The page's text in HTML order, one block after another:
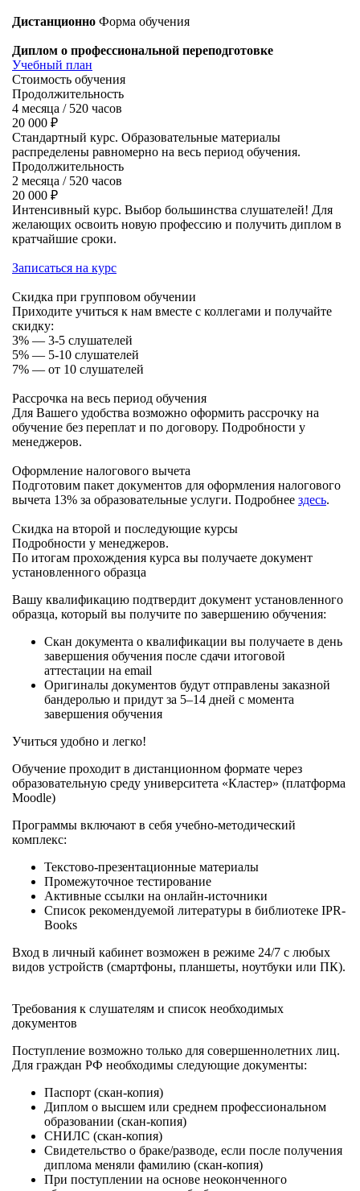
Дистанционно Форма обучения
Диплом о профессиональной переподготовке
Учебный план
Стоимость обучения
Продолжительность
4 месяца / 520 часов
20 000 ₽
Стандартный курс. Образовательные материалы
распределены равномерно на весь период обучения.
Продолжительность
2 месяца / 520 часов
20 000 ₽
Интенсивный курс. Выбор большинства слушателей! Для
желающих освоить новую профессию и получить диплом в
кратчайшие сроки.
Записаться на курс
Скидка при групповом обучении
Приходите учиться к нам вместе с коллегами и получайте
скидку:
3% — 3-5 слушателей
5% — 5-10 слушателей
7% — от 10 слушателей
Рассрочка на весь период обучения
Для Вашего удобства возможно оформить рассрочку на
обучение без переплат и по договору. Подробности у
менеджеров.
Оформление налогового вычета
Подготовим пакет документов для оформления налогового
вычета 13% за образовательные услуги. Подробнее здесь.
Скидка на второй и последующие курсы
Подробности у менеджеров.
По итогам прохождения курса вы получаете документ
установленного образца
Вашу квалификацию подтвердит документ установленного
образца, который вы получите по завершению обучения:
Скан документа о квалификации вы получаете в день
завершения обучения после сдачи итоговой
аттестации на email
Оригиналы документов будут отправлены заказной
бандеролью и придут за 5–14 дней с момента
завершения обучения
Учиться удобно и легко!
Обучение проходит в дистанционном формате через
образовательную среду университета «Кластер» (платформа
Moodle)
Программы включают в себя учебно-методический
комплекс:
Текстово-презентационные материалы
Промежуточное тестирование
Активные ссылки на онлайн-источники
Список рекомендуемой литературы в библиотеке IPR-
Books
Вход в личный кабинет возможен в режиме 24/7 с любых
видов устройств (смартфоны, планшеты, ноутбуки или ПК).
Требования к слушателям и список необходимых
документов
Поступление возможно только для совершеннолетних лиц.
Для граждан РФ необходимы следующие документы:
Паспорт (скан-копия)
Диплом о высшем или среднем профессиональном
образовании (скан-копия)
СНИЛС (скан-копия)
Свидетельство о браке/разводе, если после получения
диплома меняли фамилию (скан-копия)
При поступлении на основе неоконченного